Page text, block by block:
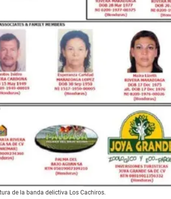
de la banda delictiva Los Cachiros.